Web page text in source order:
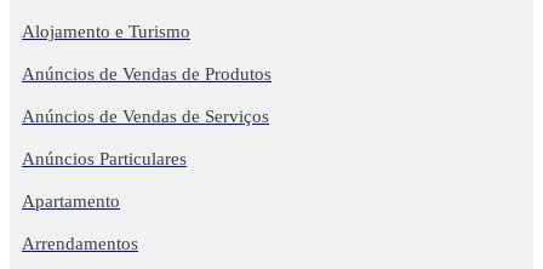
Alojamento e Turismo
Anúncios de Vendas de Produtos
Anúncios de Vendas de Serviços
Anúncios Particulares
Apartamento
Arrendamentos